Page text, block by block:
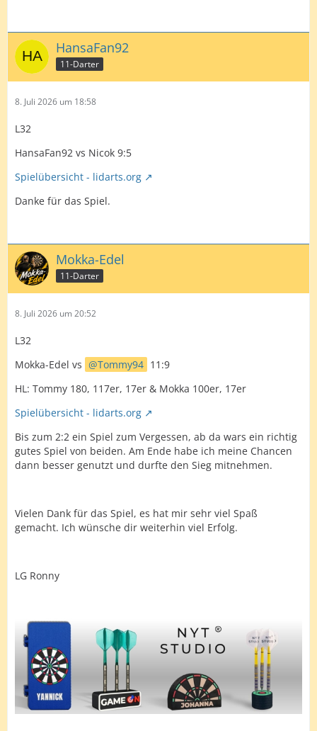
HansaFan92
11-Darter
8. Juli 2026 um 18:58
L32
HansaFan92 vs Nicok 9:5
Spielübersicht - lidarts.org
Danke für das Spiel.
Mokka-Edel
11-Darter
8. Juli 2026 um 20:52
L32
Mokka-Edel vs
Tommy94 11:9
HL: Tommy 180, 117er, 17er & Mokka 100er, 17er
Spielübersicht - lidarts.org
Bis zum 2:2 ein Spiel zum Vergessen, ab da wars ein richtig
gutes Spiel von beiden. Am Ende habe ich meine Chancen
dann besser genutzt und durfte den Sieg mitnehmen.
Vielen Dank für das Spiel, es hat mir sehr viel Spaß
gemacht. Ich wünsche dir weiterhin viel Erfolg.
LG Ronny